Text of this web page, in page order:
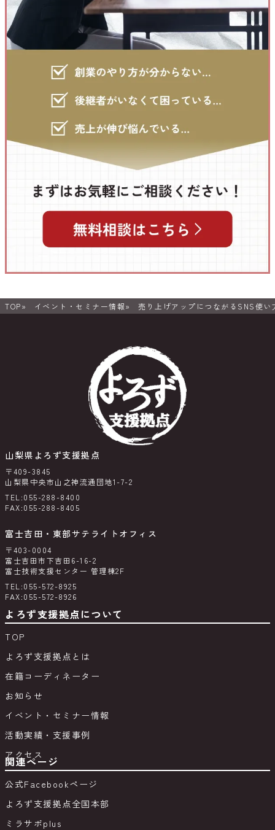
TOP イベント・セミナー情報 売り上げアップにつながるSNS使い
山梨県よろず支援拠点
〒409-3845
山梨県中央市山之神流通団地1-7-2
TEL:055-288-8400
FAX:055-288-8405
富士吉田・東部サテライトオフィス
〒403-0004
富士吉田市下吉田6-16-2
富士技術支援センター 管理棟2F
TEL:055-572-8925
FAX:055-572-8926
よろず支援拠点について
TOP
よろず支援拠点とは
在籍コーディネーター
お知らせ
イベント・セミナー情報
活動実績・支援事例
アクセス
関連ページ
公式Facebookページ
よろず支援拠点全国本部
ミラサポplus